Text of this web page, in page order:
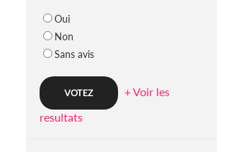
Oui
Non
Sans avis
+ Voir les
resultats